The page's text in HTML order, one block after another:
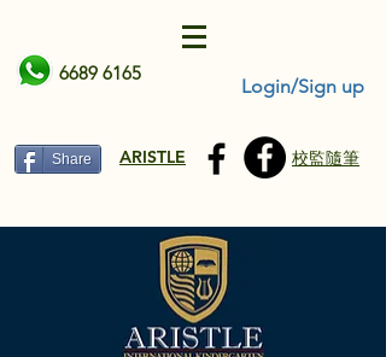
6689 6165
Login/Sign up
Share ARISTLE 校監隨筆